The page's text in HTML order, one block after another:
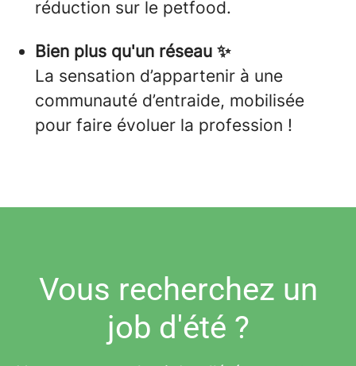
réduction sur le petfood.
Bien plus qu'un réseau ✨
La sensation d’appartenir à une
communauté d’entraide, mobilisée
pour faire évoluer la profession !
Vous recherchez un
job d'été ?